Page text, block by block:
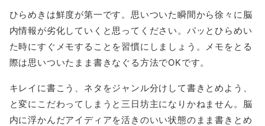
ひらめきは鮮度が第一です。思いついた瞬間から徐々に脳
内情報が劣化していくと思ってください。パッとひらめい
た時にすぐメモすることを習慣にしましょう。メモをとる
際は思いついたまま書きなぐる方法でOKです。
キレイに書こう、ネタをジャンル分けして書きとめよう、
と変にこだわってしまうと三日坊主になりかねません。脳
内に浮かんだアイディアを活きのいい状態のまま書きとめ